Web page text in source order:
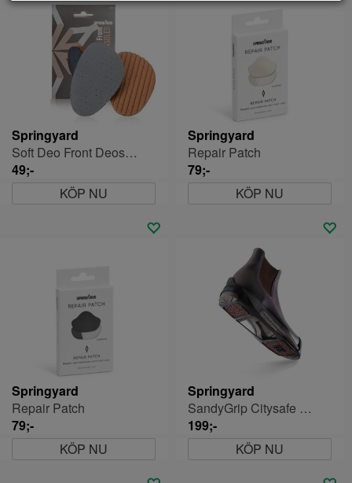
Springyard
Soft Deo Front Deosula
49;-
KÖP NU
Springyard
Repair Patch
79;-
KÖP NU
Springyard
Repair Patch
79;-
KÖP NU
Springyard
SandyGrip Citysafe Broddar
199;-
KÖP NU